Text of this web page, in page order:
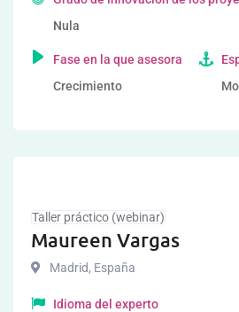
Nula
Fase en la que asesora
Crecimiento
Taller práctico (webinar)
Maureen Vargas
Madrid, España
Idioma del experto